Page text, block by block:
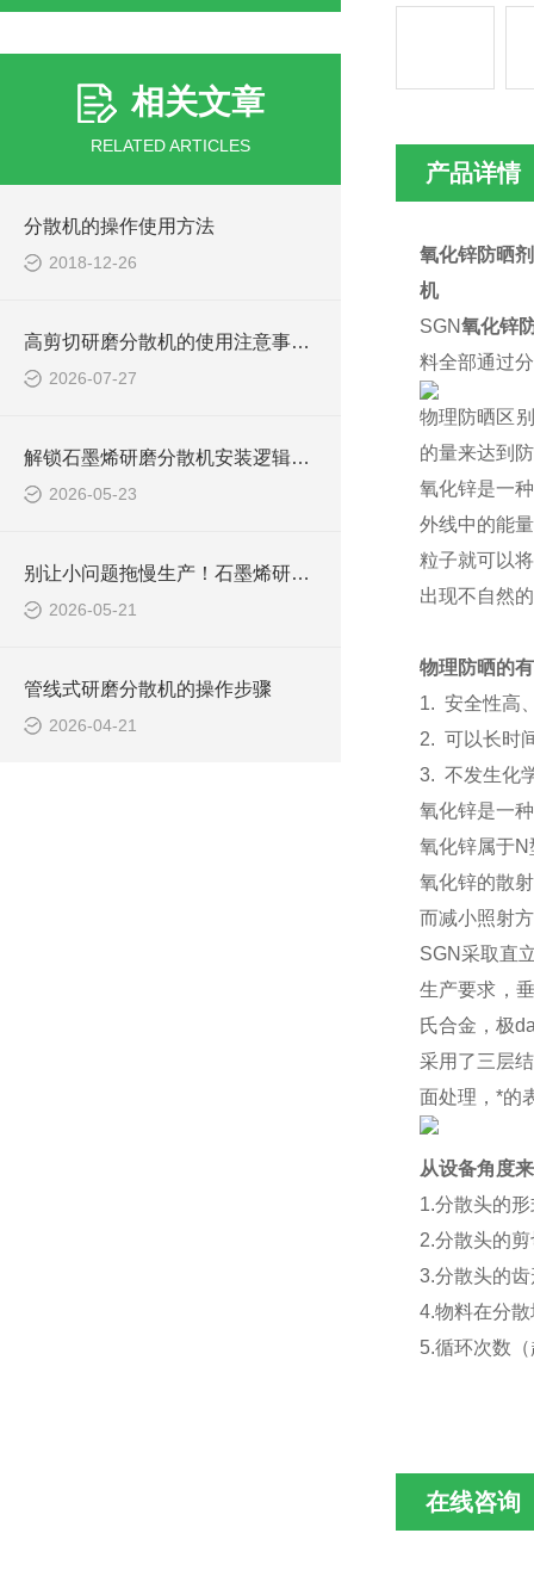
相关文章
RELATED ARTICLES
分散机的操作使用方法
2018-12-26
高剪切研磨分散机的使用注意事项有哪些？
2026-07-27
解锁石墨烯研磨分散机安装逻辑：从准备到调试，步骤拆解超清晰
2026-05-23
别让小问题拖慢生产！石墨烯研磨分散机常见问题，破解攻略来了
2026-05-21
管线式研磨分散机的操作步骤
2026-04-21
产品详情
氧化锌防晒
机
SGN氧化锌
料全部通过
物理防晒区
的量来达到
氧化锌是一
外线中的能
粒子就可以
出现不自然
物理防晒的
1. 安全性高
2. 可以长时
3. 不发生化
氧化锌是一
氧化锌属于N
氧化锌的散
而减小照射
SGN采取直
生产要求，
氏合金， 极
采用了三层
面处理，*的
从设备角度
1.分散头的
2.分散头的
3.分散头的
4.物料在分
5.循环次数
在线咨询